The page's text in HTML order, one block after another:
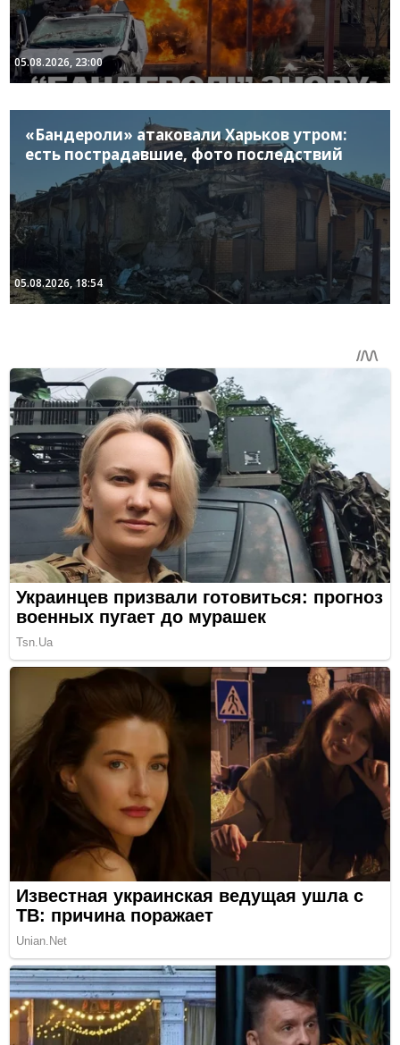
05.08.2026, 23:00
«Бандероли» атаковали Харьков утром:
есть пострадавшие, фото последствий
05.08.2026, 18:54